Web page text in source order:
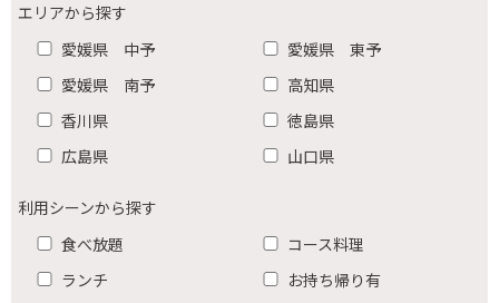
エリアから探す
愛媛県 中予
愛媛県 東予
愛媛県 南予
高知県
香川県
徳島県
広島県
山口県
利用シーンから探す
食べ放題
コース料理
ランチ
お持ち帰り有